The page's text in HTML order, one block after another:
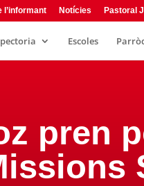
l’informant Notícies Pastoral
Escoles
pren